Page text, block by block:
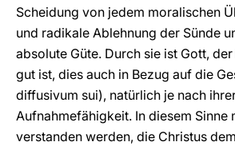
Scheidung von jedem moralischen
und radikale Ablehnung der Sünde
absolute Güte. Durch sie ist Gott,
gut ist, dies auch in Bezug auf die
diffusivum sui), natürlich je nach
Aufnahmefähigkeit. In diesem Sinne
verstanden werden, die Christus